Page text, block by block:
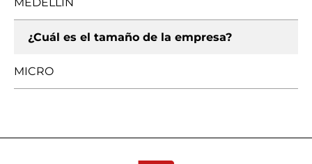
¿Cuál es el tamaño de la empresa?
MICRO